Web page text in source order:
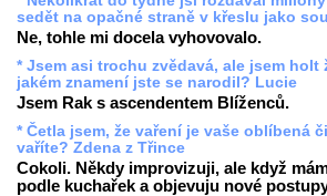
sedět na opačné straně v křeslu jako
Ne, tohle mi docela vyhovovalo.
* Jsem asi trochu zvědavá, ale jsem holt
jakém znamení jste se narodil? Lucie
Jsem Rak s ascendentem Blíženců.
* Četla jsem, že vaření je vaše oblíbená
vaříte? Zdena z Třince
Cokoli. Někdy improvizuji, ale když
podle kuchařek a objevuju nové